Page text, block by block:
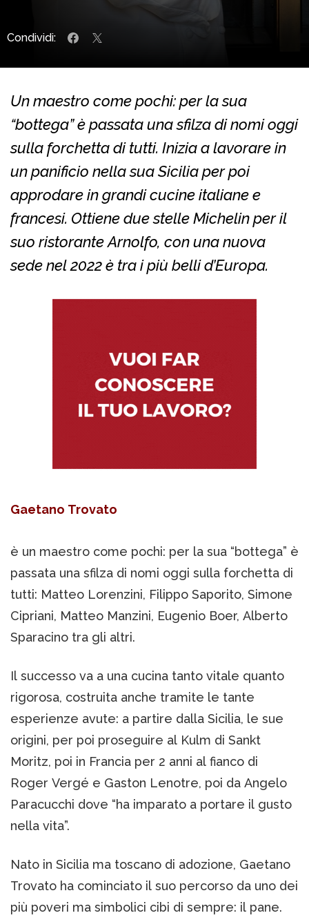
Condividi:
Un maestro come pochi: per la sua
“bottega” è passata una sfilza di nomi oggi
sulla forchetta di tutti. Inizia a lavorare in
un panificio nella sua Sicilia per poi
approdare in grandi cucine italiane e
francesi. Ottiene due stelle Michelin per il
suo ristorante Arnolfo, con una nuova
sede nel 2022 è tra i più belli d’Europa.
Gaetano Trovato
è un maestro come pochi: per la sua “bottega” è
passata una sfilza di nomi oggi sulla forchetta di
tutti: Matteo Lorenzini, Filippo Saporito, Simone
Cipriani, Matteo Manzini, Eugenio Boer, Alberto
Sparacino tra gli altri.
Il successo va a una cucina tanto vitale quanto
rigorosa, costruita anche tramite le tante
esperienze avute: a partire dalla Sicilia, le sue
origini, per poi proseguire al Kulm di Sankt
Moritz, poi in Francia per 2 anni al fianco di
Roger Vergé e Gaston Lenotre, poi da Angelo
Paracucchi dove “ha imparato a portare il gusto
nella vita”.
Nato in Sicilia ma toscano di adozione, Gaetano
Trovato ha cominciato il suo percorso da uno dei
più poveri ma simbolici cibi di sempre: il pane.